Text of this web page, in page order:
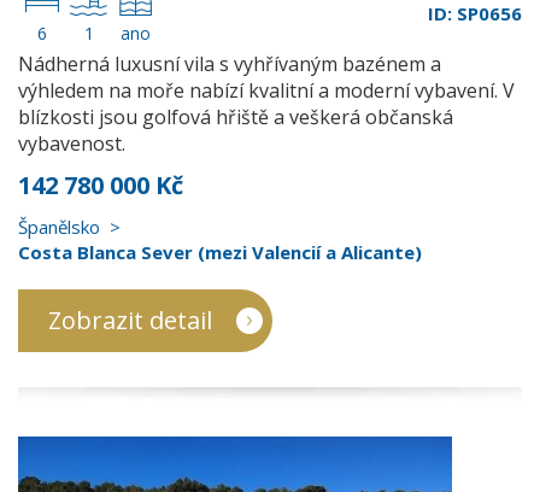
6 1 ano
ID: SP0656
Nádherná luxusní vila s vyhřívaným bazénem a
výhledem na moře nabízí kvalitní a moderní vybavení. V
blízkosti jsou golfová hřiště a veškerá občanská
vybavenost.
142 780 000 Kč
Španělsko
Costa Blanca Sever (mezi Valencií a Alicante)
Zobrazit detail